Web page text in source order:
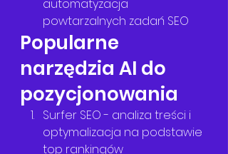
automatyzacja
powtarzalnych zadań SEO
Popularne
narzędzia AI do
pozycjonowania
Surfer SEO - analiza treści i
optymalizacja na podstawie
top rankingów